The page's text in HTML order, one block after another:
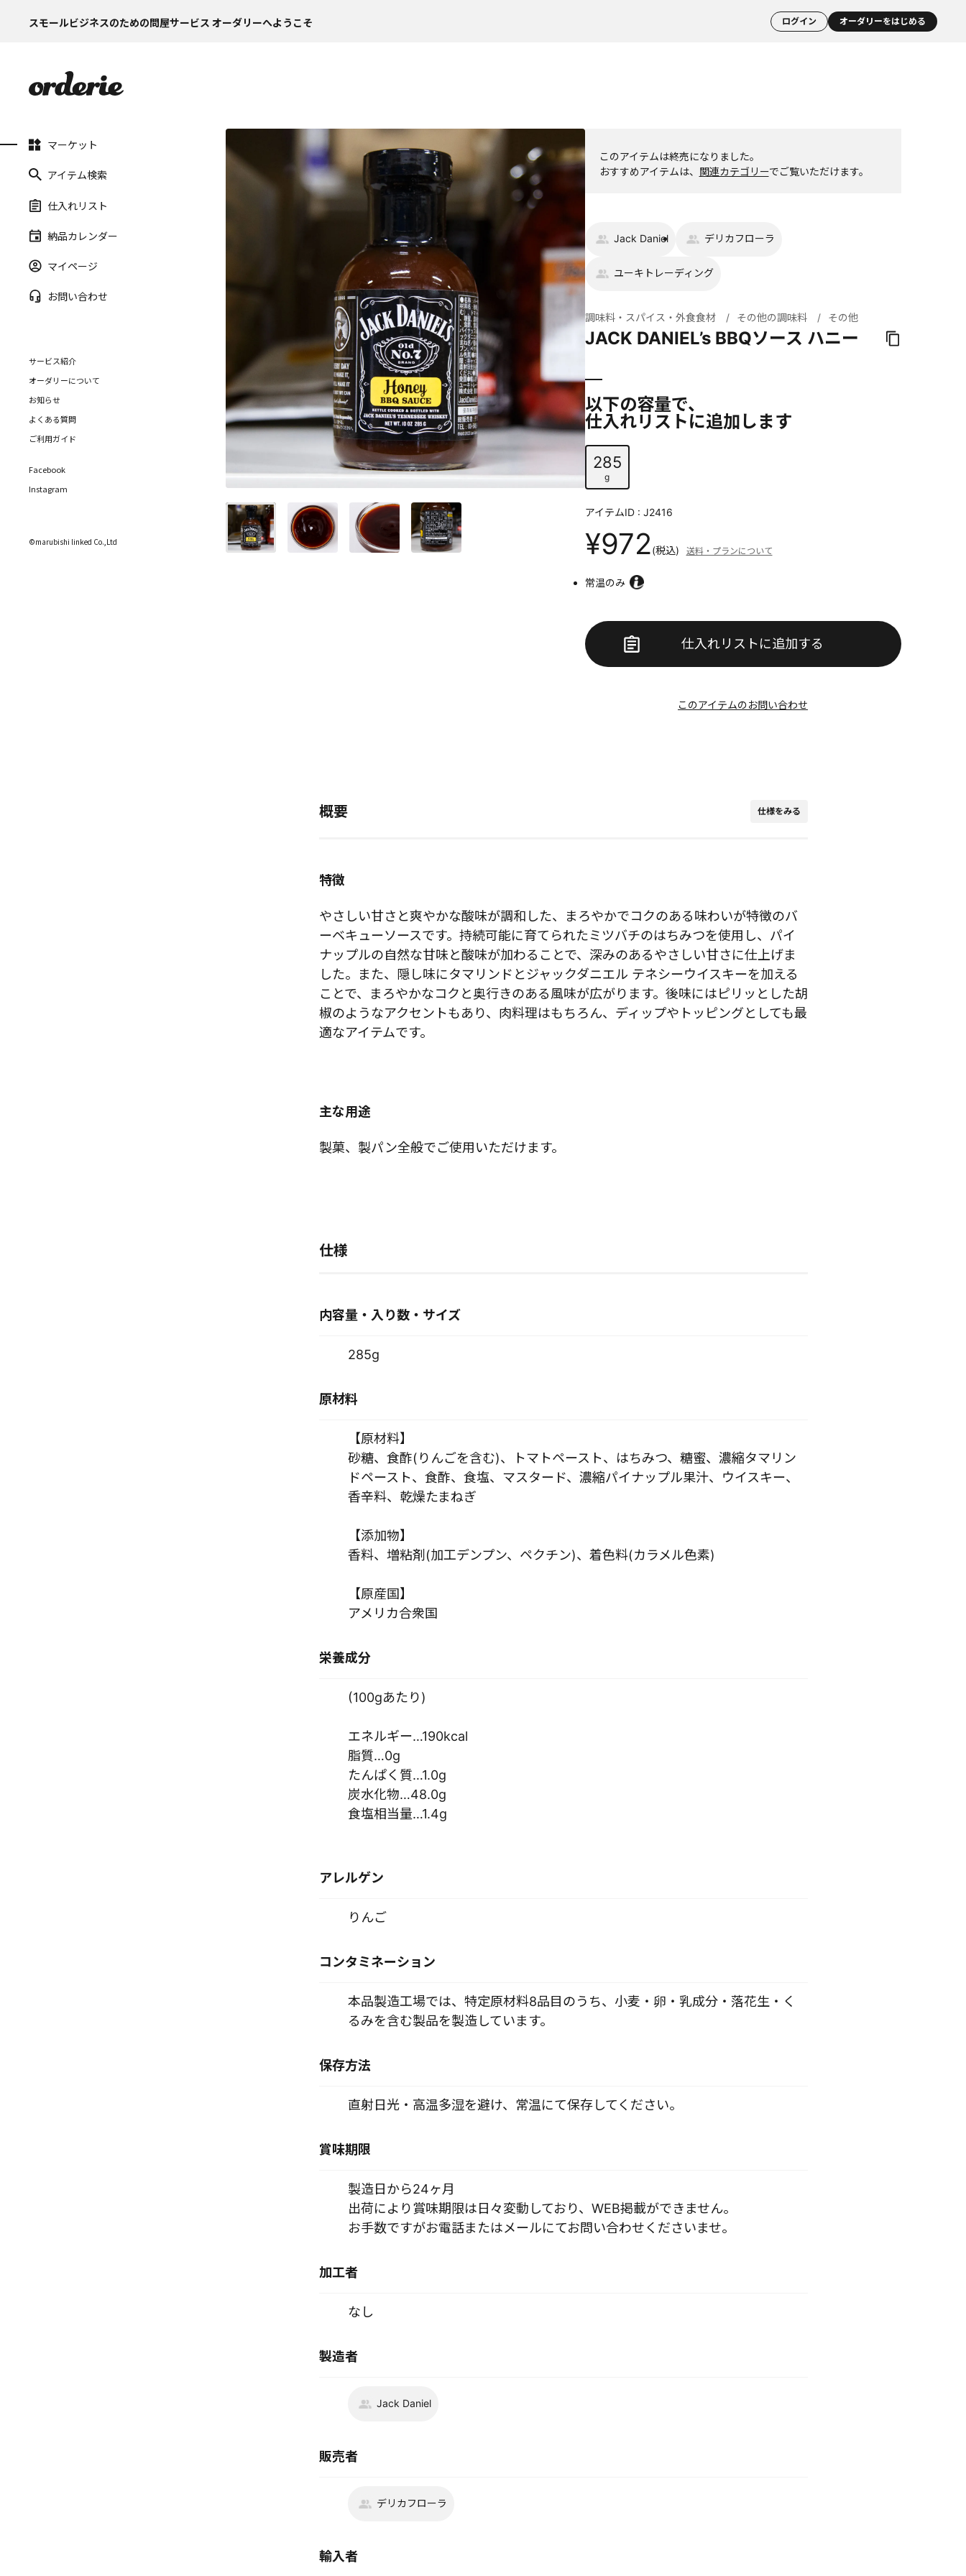
スモールビジネスのための問屋サービス オーダリーへようこそ ログイン オーダリーをはじめる
マーケット
アイテム検索
仕入れリスト
納品カレンダー
マイページ
お問い合わせ
サービス紹介
オーダリーについて
お知らせ
よくある質問
ご利用ガイド
Facebook
Instagram
©marubishi linked Co.,Ltd
このアイテムは終売になりました。
おすすめアイテムは、 関連カテゴリーでご覧いただけます。
Jack Daniel デリカフローラ
ユーキトレーディング
調味料・スパイス・外食食材 その他の調味料 その他
JACK DANIEL’s BBQソース ハニー
以下の容量で、
仕入れリストに追加します
285
g
アイテムID : J2416
¥972(税込) 送料・プランについて
常温のみ
仕入れリストに追加する
このアイテムのお問い合わせ
概要 仕様をみる
特徴
やさしい甘さと爽やかな酸味が調和した、まろやかでコクのある味わいが特徴のバ
ーベキューソースです。持続可能に育てられたミツバチのはちみつを使用し、パイ
ナップルの自然な甘味と酸味が加わることで、深みのあるやさしい甘さに仕上げま
した。また、隠し味にタマリンドとジャックダニエル テネシーウイスキーを加える
ことで、まろやかなコクと奥行きのある風味が広がります。後味にはピリッとした胡
椒のようなアクセントもあり、肉料理はもちろん、ディップやトッピングとしても最
適なアイテムです。
主な用途
製菓、製パン全般でご使用いただけます。
仕様
内容量・入り数・サイズ
285g
原材料
【原材料】
砂糖、食酢(りんごを含む)、トマトペースト、はちみつ、糖蜜、濃縮タマリン
ドペースト、食酢、食塩、マスタード、濃縮パイナップル果汁、ウイスキー、
香辛料、乾燥たまねぎ
【添加物】
香料、増粘剤(加工デンプン、ペクチン)、着色料(カラメル色素)
【原産国】
アメリカ合衆国
栄養成分
(100gあたり)
エネルギー…190kcal
脂質…0g
たんぱく質…1.0g
炭水化物…48.0g
食塩相当量…1.4g
アレルゲン
りんご
コンタミネーション
本品製造工場では、特定原材料8品目のうち、小麦・卵・乳成分・落花生・く
るみを含む製品を製造しています。
保存方法
直射日光・高温多湿を避け、常温にて保存してください。
賞味期限
製造日から24ヶ月
出荷により賞味期限は日々変動しており、WEB掲載ができません。
お手数ですがお電話またはメールにてお問い合わせくださいませ。
加工者
なし
製造者
Jack Daniel
販売者
デリカフローラ
輸入者